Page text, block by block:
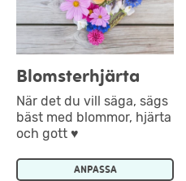
Blomsterhjärta
När det du vill säga, sägs
bäst med blommor, hjärta
och gott ♥
ANPASSA